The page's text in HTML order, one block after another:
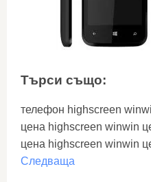
Търси също:
телефон highscreen
цена highscreen winwin
цена highscreen winwin
Следваща